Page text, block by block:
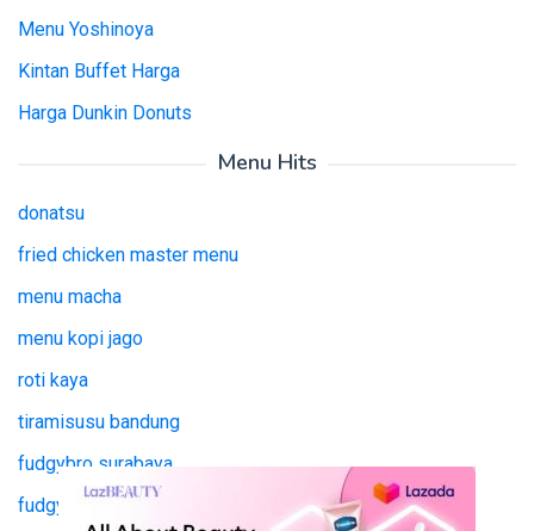
Menu Yoshinoya
Kintan Buffet Harga
Harga Dunkin Donuts
Menu Hits
donatsu
fried chicken master menu
menu macha
menu kopi jago
roti kaya
tiramisusu bandung
fudgybro surabaya
fudgy bro surabaya